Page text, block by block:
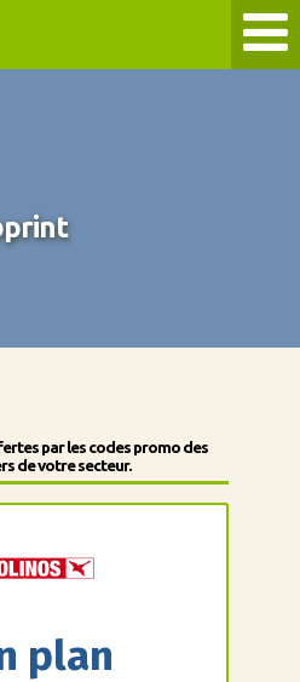
par les codes promo des
de votre secteur.
plan